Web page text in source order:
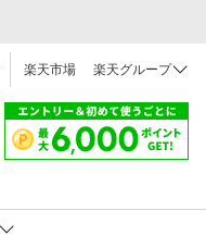
楽天市場 楽天グループ